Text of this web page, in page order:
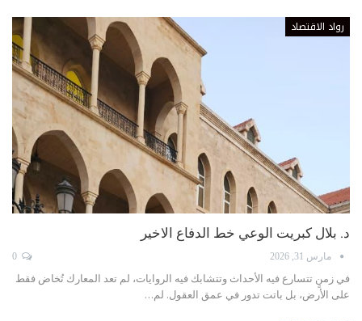
رواد الاقتصاد
د. بلال كبريت الوعي خط الدفاع الاخير
مارس 31, 2026
في زمنٍ تتسارع فيه الأحداث وتتشابك فيه الروايات، لم تعد المعارك تُخاض فقط
على الأرض، بل باتت تدور في عمق العقول. لم…